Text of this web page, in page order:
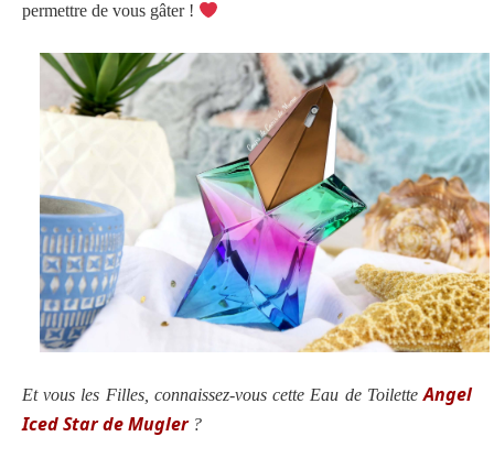
permettre de vous gâter !
Et vous les Filles, connaissez-vouscette Eau de ToiletteAngel
Iced Star de Mugler ?